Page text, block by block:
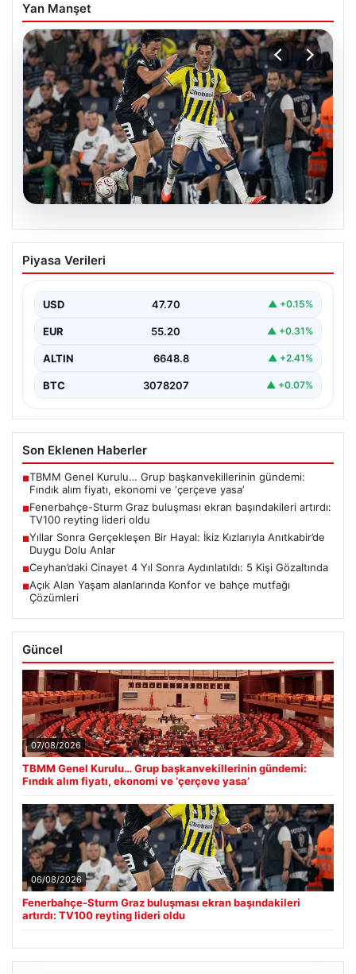
Yan Manşet
Fenerbahçe-Sturm Graz buluşması
ekran başındakileri artırdı: TV100
Şampiyonlar Ligi 3. Ön Eleme Turu ilk ayağında
Piyasa Verileri
USD 47.70 ▲ +0.15%
EUR 55.20 ▲ +0.31%
ALTIN 6648.8 ▲ +2.41%
BTC 3078207 ▲ +0.07%
Son Eklenen Haberler
■TBMM Genel Kurulu… Grup başkanvekillerinin gündemi:
Fındık alım fiyatı, ekonomi ve ‘çerçeve yasa’
■Fenerbahçe-Sturm Graz buluşması ekran başındakileri artırdı:
TV100 reyting lideri oldu
■Yıllar Sonra Gerçekleşen Bir Hayal: İkiz Kızlarıyla Anıtkabir’de
Duygu Dolu Anlar
■Ceyhan’daki Cinayet 4 Yıl Sonra Aydınlatıldı: 5 Kişi Gözaltında
■Açık Alan Yaşam alanlarında Konfor ve bahçe mutfağı
Çözümleri
Güncel
07/08/2026
TBMM Genel Kurulu… Grup başkanvekillerinin gündemi:
Fındık alım fiyatı, ekonomi ve ‘çerçeve yasa’
06/08/2026
Fenerbahçe-Sturm Graz buluşması ekran başındakileri
artırdı: TV100 reyting lideri oldu